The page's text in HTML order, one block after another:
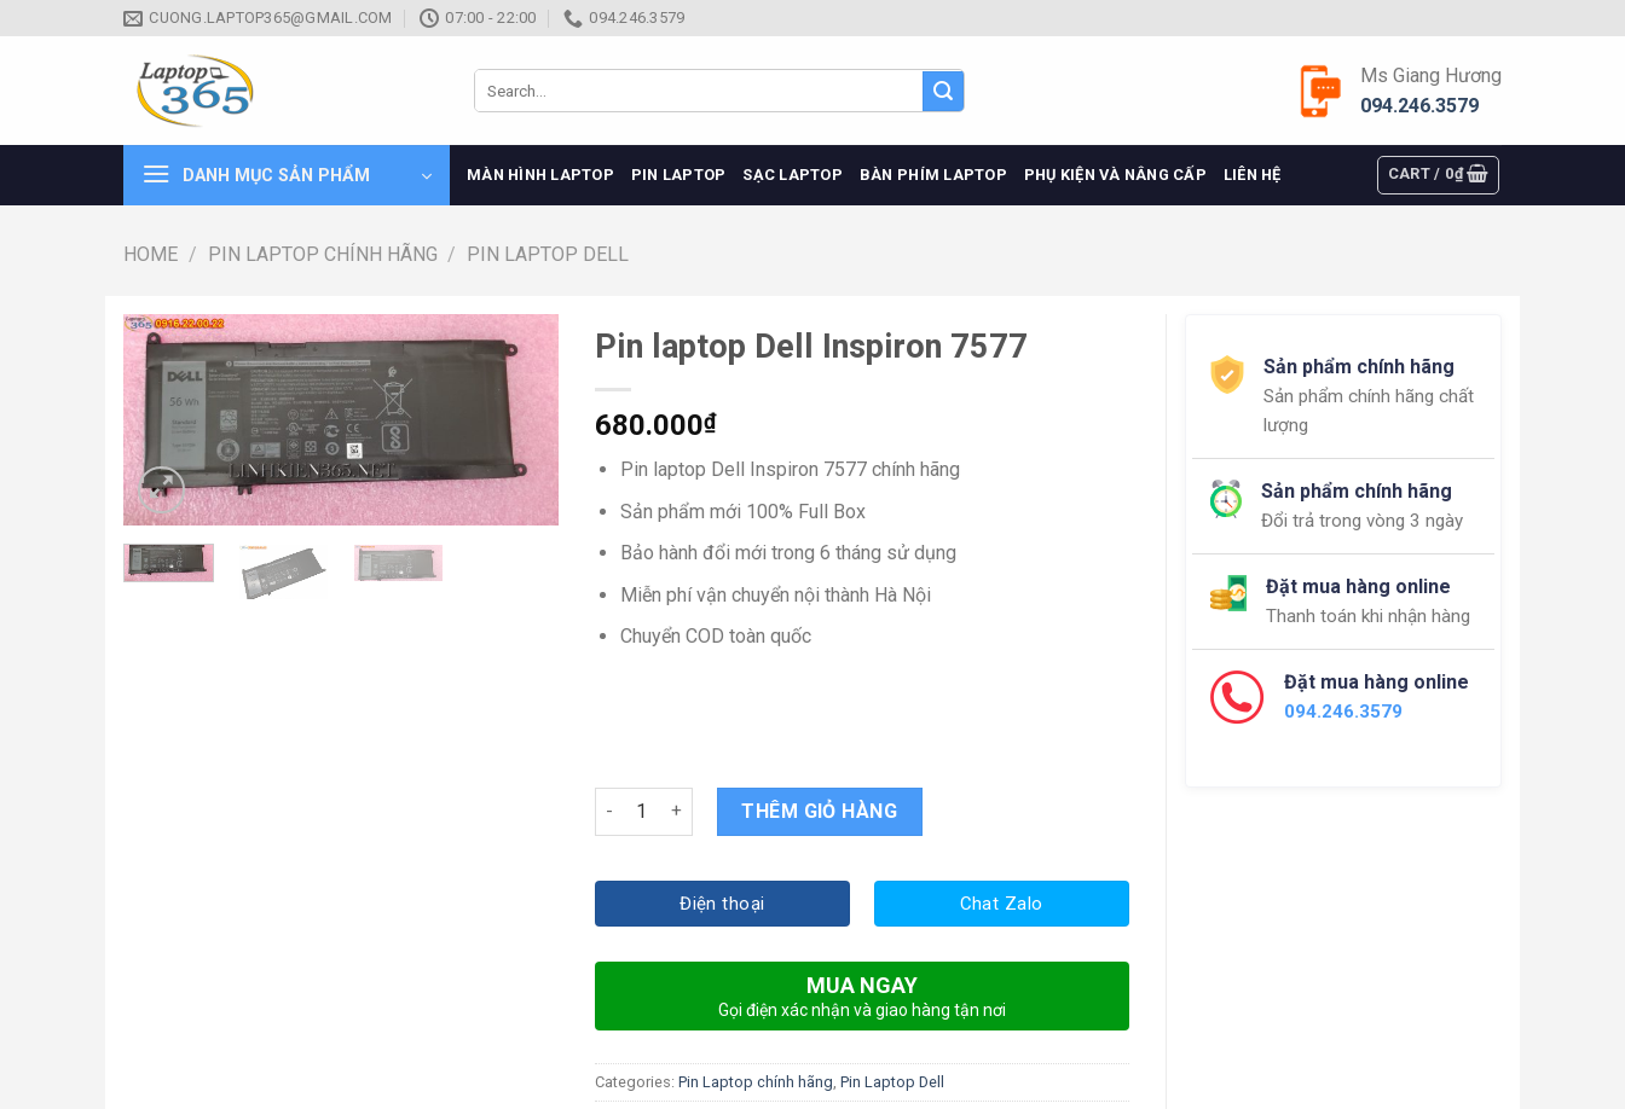
to
CUONG.LAPTOP365@GMAIL.COM 07:00 - 22:00 094.246.3579
Ms Giang Hương
094.246.3579
DANH MỤC SẢN PHẨM MÀN HÌNH LAPTOP PIN LAPTOP SẠC LAPTOP BÀN PHÍM LAPTOP PHỤ KIỆN VÀ NÂNG CẤP LIÊN HỆ CART / 0₫
HOME / PIN LAPTOP CHÍNH HÃNG / PIN LAPTOP DELL
Pin laptop Dell Inspiron 7577
680.000₫
Pin laptop Dell Inspiron 7577 chính hãng
Sản phẩm mới 100% Full Box
Bảo hành đổi mới trong 6 tháng sử dụng
Miễn phí vận chuyển nội thành Hà Nội
Chuyển COD toàn quốc
Pin laptop Dell Inspiron 7577 quantity
THÊM GIỎ HÀNG
Điện thoại Chat Zalo
MUA NGAY
Gọi điện xác nhận và giao hàng tận nơi
Categories: Pin Laptop chính hãng, Pin Laptop Dell
Sản phẩm chính hãng
Sản phẩm chính hãng chất
lượng
Sản phẩm chính hãng
Đổi trả trong vòng 3 ngày
Đặt mua hàng online
Thanh toán khi nhận hàng
Đặt mua hàng online
094.246.3579